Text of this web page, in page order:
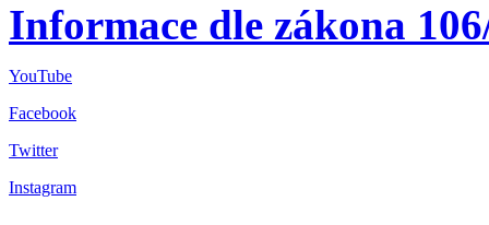
Informace dle zákona
YouTube
Facebook
Twitter
Instagram